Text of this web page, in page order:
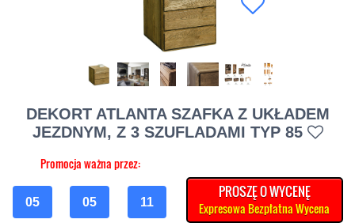
DEKORT ATLANTA SZAFKA Z UKŁADEM
JEZDNYM, Z 3 SZUFLADAMI TYP 85
Promocja ważna przez:
05 05 10
PROSZĘ O WYCENĘ
Expresowa Bezpłatna Wycena